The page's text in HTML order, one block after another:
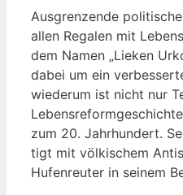
Aus­gren­zen­de
allen Rega­len mit
dem Namen „Lie­ken
dabei um ein
wie­der­um ist nicht nur
zum 20. Jahr­hun­dert.
tigt mit völ­ki­schem
Hufen­reu­ter in sei­nem